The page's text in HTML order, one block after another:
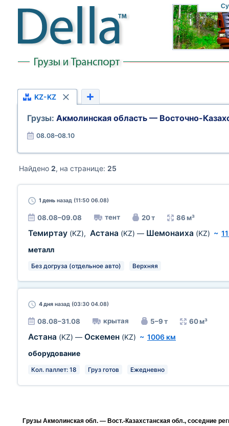
KZ-KZ
Грузы: Акмолинская область — Восточно-
08.08–08.10
Найдено 2, на странице: 25
1 день назад (11:50 06.08)
08.08–09.08 тент 20 т 86 м³
Темиртау (KZ), Астана (KZ) — Шемонаиха (KZ) ~
металл
Без догруза (отдельное авто) Верхняя
4 дня назад (03:30 04.08)
08.08–31.08 крытая 5–9 т 60 м³
Астана (KZ) — Оскемен (KZ) ~ 1006 км
оборудование
Кол. паллет: 18 Груз готов Ежедневно
Грузы Акмолинская обл. — Вост.-Казахстанская обл., соседние